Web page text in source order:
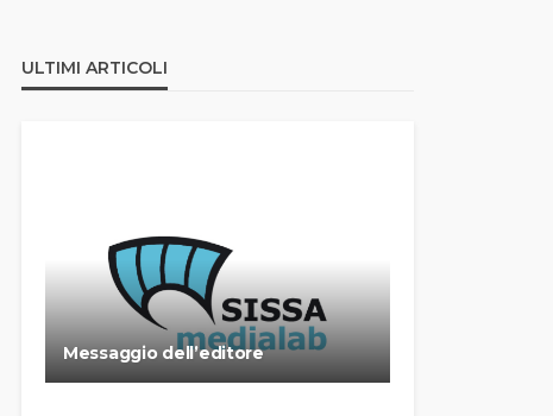
ULTIMI ARTICOLI
Messaggio dell’editore